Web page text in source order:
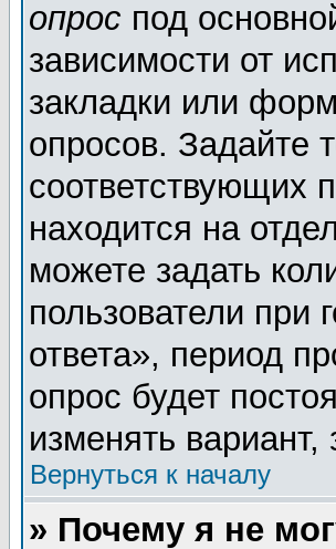
опрос под
зависимости от
закладки или
опросов. Задайте
соответствующих
находится на
можете задать
пользователи
ответа», период
опрос будет
изменять
Вернуться к началу
» Почему я не